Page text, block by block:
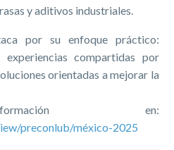
y aditivos industriales.
por su enfoque práctico:
compartidas por
orientadas a mejorar la
en:
preconlub/méxico-2025